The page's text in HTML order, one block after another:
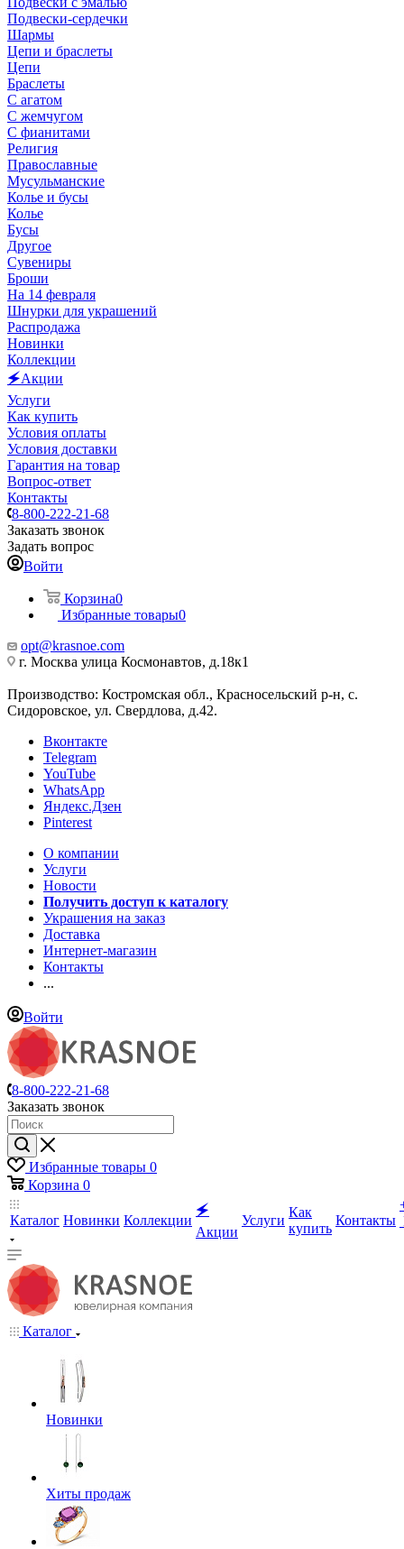
Подвески-сердечки
Шармы
Цепи и браслеты
Цепи
Браслеты
С агатом
С жемчугом
С фианитами
Религия
Православные
Мусульманские
Колье и бусы
Колье
Бусы
Другое
Сувениры
Броши
На 14 февраля
Шнурки для украшений
Распродажа
Новинки
Коллекции
🗲Акции
Услуги
Как купить
Условия оплаты
Условия доставки
Гарантия на товар
Вопрос-ответ
Контакты
8-800-222-21-68
Заказать звонок
Задать вопрос
Войти
Корзина0
Избранные товары0
opt@krasnoe.com
г. Москва улица Космонавтов, д.18к1
Производство: Костромская обл., Красносельский р-н, с.
Сидоровское, ул. Свердлова, д.42.
Вконтакте
Telegram
YouTube
WhatsApp
Яндекс.Дзен
Pinterest
О компании
Услуги
Новости
Получить доступ к каталогу
Украшения на заказ
Доставка
Интернет-магазин
Контакты
...
Войти
8-800-222-21-68
Заказать звонок
Избранные товары 0
Корзина 0
Каталог Новинки Коллекции
🗲
Акции
Услуги
Как
купить
Контакты
Каталог
Новинки
Хиты продаж